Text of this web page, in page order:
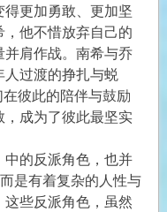
更加勇敢、更加坚
他不惜放弃自己的
并肩作战。南希与乔
过渡的挣扎与蜕
彼此的陪伴与鼓励
成为了彼此最坚实
中的反派角色，也并
是有着复杂的人性与
些反派角色，虽然